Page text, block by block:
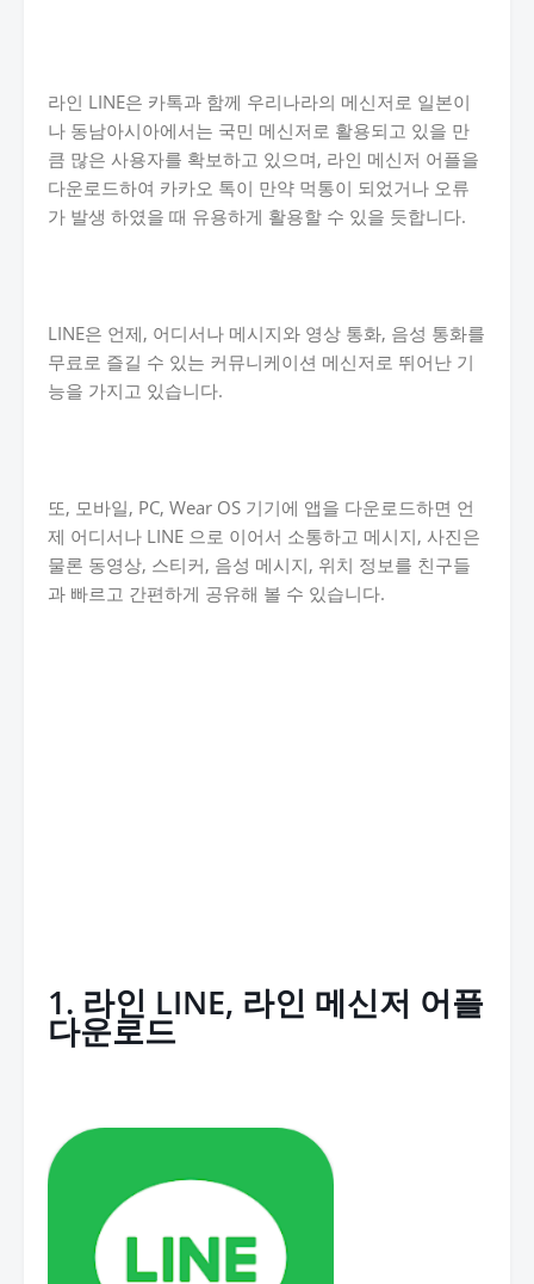
라인 LINE은 카톡과 함께 우리나라의 메신저로 일본이
나 동남아시아에서는 국민 메신저로 활용되고 있을 만
큼 많은 사용자를 확보하고 있으며, 라인 메신저 어플을
다운로드하여 카카오 톡이 만약 먹통이 되었거나 오류
가 발생 하였을 때 유용하게 활용할 수 있을 듯합니다.
LINE은 언제, 어디서나 메시지와 영상 통화, 음성 통화를
무료로 즐길 수 있는 커뮤니케이션 메신저로 뛰어난 기
능을 가지고 있습니다.
또, 모바일, PC, Wear OS 기기에 앱을 다운로드하면 언
제 어디서나 LINE 으로 이어서 소통하고 메시지, 사진은
물론 동영상, 스티커, 음성 메시지, 위치 정보를 친구들
과 빠르고 간편하게 공유해 볼 수 있습니다.
1. 라인 LINE, 라인 메신저 어플
다운로드